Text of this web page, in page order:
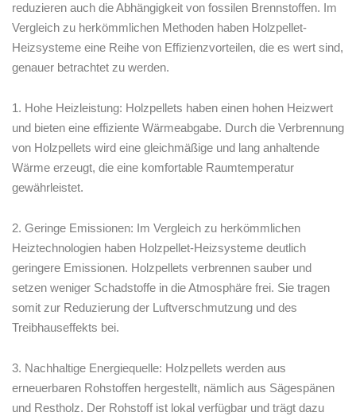
reduzieren auch ‍die Abhängigkeit von fossilen Brennstoffen. Im
Vergleich zu‍ herkömmlichen Methoden haben Holzpellet-
Heizsysteme eine Reihe ‌von Effizienzvorteilen, die es wert⁤ sind,
genauer betrachtet ⁣zu‌ werden.
1.‍ Hohe‍ Heizleistung: Holzpellets haben einen hohen Heizwert
und bieten eine effiziente ‍Wärmeabgabe. ‌Durch die Verbrennung
‍von Holzpellets ⁤wird ‍eine‌ gleichmäßige und lang‌ anhaltende
Wärme⁣ erzeugt, die eine⁤ komfortable Raumtemperatur
gewährleistet.
2.⁢ Geringe Emissionen:⁤ Im ‌Vergleich zu herkömmlichen
Heiztechnologien⁤ haben ⁢Holzpellet-Heizsysteme deutlich
geringere Emissionen. Holzpellets verbrennen sauber und
⁤setzen weniger Schadstoffe in die Atmosphäre​ frei. Sie tragen ​
somit zur Reduzierung der Luftverschmutzung und⁢ des‌
Treibhauseffekts bei.
3. Nachhaltige Energiequelle: Holzpellets ⁤werden ⁤aus
erneuerbaren Rohstoffen hergestellt, nämlich​ aus Sägespänen
und Restholz. Der Rohstoff ist lokal verfügbar und trägt‍ dazu​